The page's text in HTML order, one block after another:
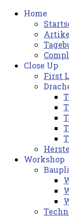
Home
Close Up
First
Workshop